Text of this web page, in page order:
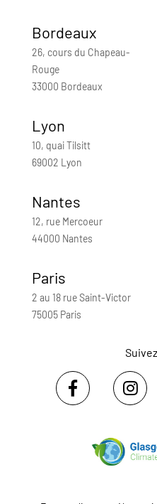
Bordeaux
26, cours du Chapeau-
Rouge
33000 Bordeaux
Lyon
10, quai Tilsitt
69002 Lyon
Nantes
12, rue Mercoeur
44000 Nantes
Paris
2 au 18 rue Saint-Victor
75005 Paris